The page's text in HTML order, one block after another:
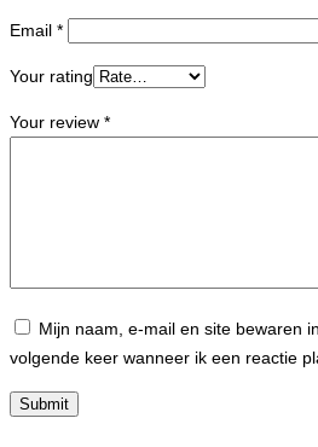
Email *
Your rating
Your review *
Mijn naam, e-mail en site bewaren
volgende keer wanneer ik een reactie